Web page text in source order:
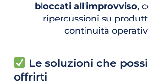
bloccati all'improvviso,
ripercussioni su
continuità
Le soluzioni che
offrirti